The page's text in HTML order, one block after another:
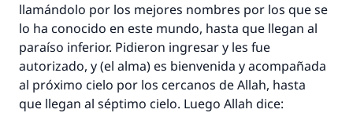
llamándolo por los mejores nombres por los que se
lo ha conocido en este mundo, hasta que llegan al
paraíso inferior. Pidieron ingresar y les fue
autorizado, y (el alma) es bienvenida y acompañada
al próximo cielo por los cercanos de Allah, hasta
que llegan al séptimo cielo. Luego Allah dice:
"Una persona que orienta a otros a hacer el
bien obtendrá la misma recompensa que
aquellos que lo realicen."
(MUSLIM, 1893)